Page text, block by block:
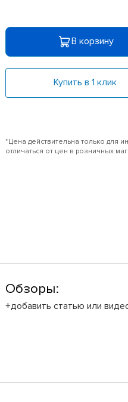
В корзину
Купить в 1 клик
*Цена действительна только для
отличаться от цен в розничных
Обзоры:
+добавить статью или